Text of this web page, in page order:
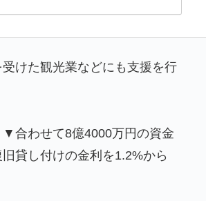
けた観光業などにも支援を行
合わせて8億4000万円の資金
貸し付けの金利を1.2%から